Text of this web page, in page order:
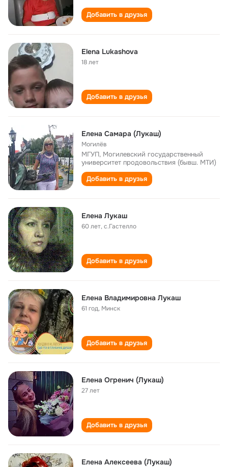
Добавить в друзья
Elena Lukashova
18 лет
Добавить в друзья
Елена Самара (Лукаш)
Могилёв
МГУП, Могилевский государственный
университет продовольствия (бывш. МТИ)
Добавить в друзья
Елена Лукаш
60 лет,с.Гастелло
Добавить в друзья
Елена Владимировна Лукаш
61 год, Минск
Добавить в друзья
Елена Огренич (Лукаш)
27 лет
Добавить в друзья
Елена Алексеева (Лукаш)